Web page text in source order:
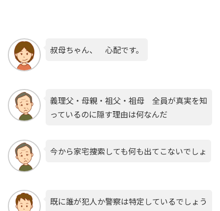
叔母ちゃん、 心配です。
義理父・母親・祖父・祖母 全員が真実を知
っているのに隠す理由は何なんだ
今から家宅捜索しても何も出てこないでしょ
既に誰が犯人か警察は特定しているでしょう